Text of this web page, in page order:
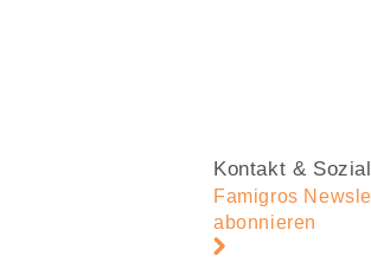
Kontakt &
Famigros
abonnieren